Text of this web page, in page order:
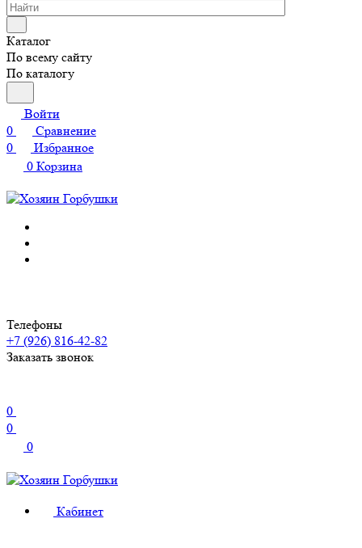
Каталог
По всему сайту
По каталогу
Войти
0
Сравнение
0
Избранное
0 Корзина
Телефоны
+7 (926) 816-42-82
Заказать звонок
0
0
0
Кабинет